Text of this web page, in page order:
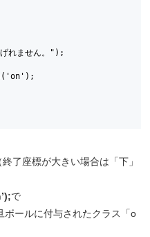
れません。");
了座標が大きい場合は「下」
で
ールに付与されたクラス「o